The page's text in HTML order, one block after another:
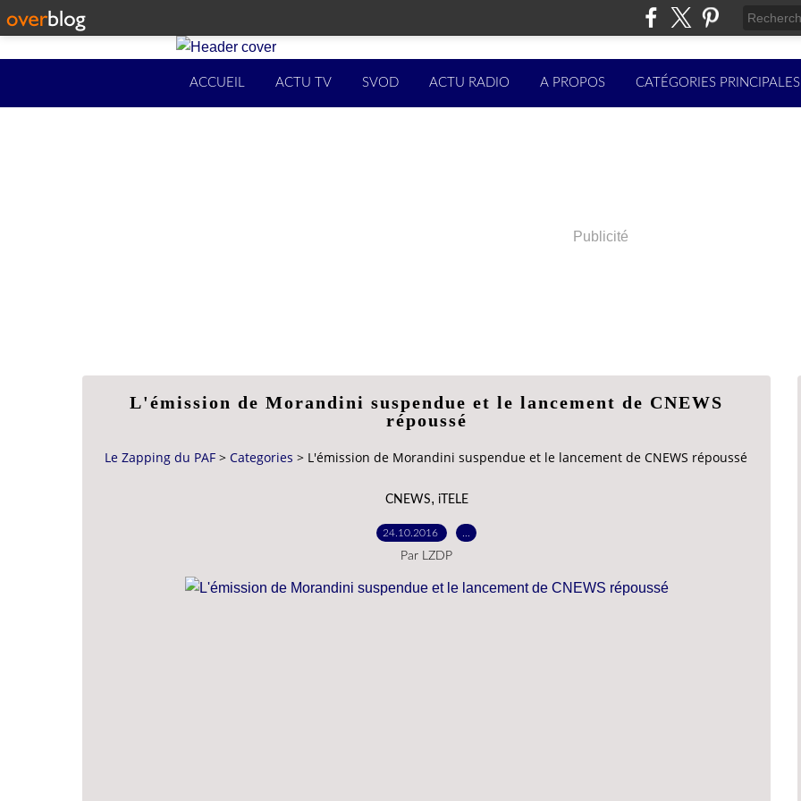
ACCUEIL ACTU TV SVOD ACTU RADIO A PROPOS CATÉGORIES PRINCIPALES
Publicité
L'émission de Morandini suspendue et le lancement de CNEWS
répoussé
Le Zapping du PAF > Categories > L'émission de Morandini suspendue et le lancement de CNEWS répoussé
CNEWS, iTELE
24.10.2016
Par LZDP